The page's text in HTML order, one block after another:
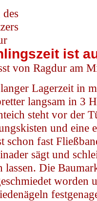
ist
von Ragdur am
Lagerzeit in
langsam in 3
steht vor der
und eine
schon fast
sägt und
lassen. Die
worden